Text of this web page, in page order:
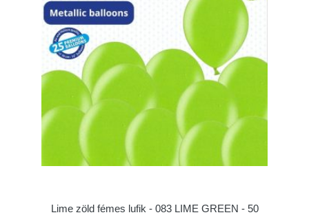
Lime zöld fémes lufik - 083 LIME GREEN - 50